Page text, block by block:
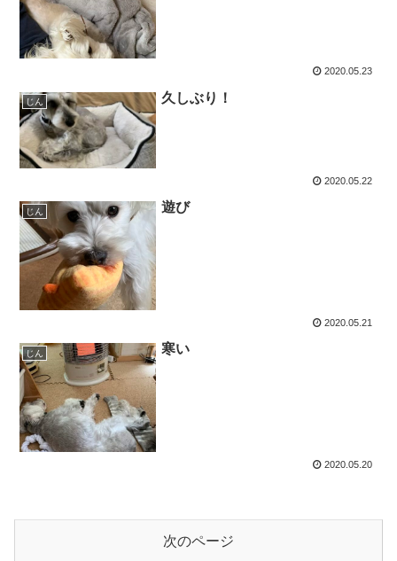
2020.05.23
じん 久しぶり！
2020.05.22
じん 遊び
2020.05.21
じん 寒い
2020.05.20
次のページ